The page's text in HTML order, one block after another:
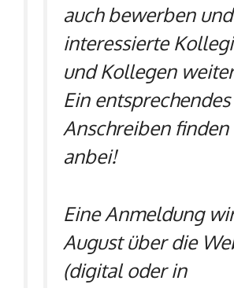
auch bewerben
interessierte
und Kollegen
Ein entsprechendes
Anschreiben finden
anbei!
Eine Anmeldung
August über die
(digital oder in